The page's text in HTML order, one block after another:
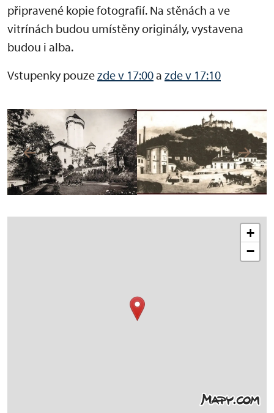
připravené kopie fotografií. Na stěnách a ve
vitrínách budou umístěny originály, vystavena
budou i alba.
Vstupenky pouzezde v 17:00a zde v 17:10
+
−